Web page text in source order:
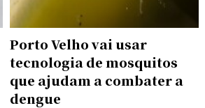
Porto Velho vai usar
tecnologia de mosquitos
que ajudam a combater a
dengue